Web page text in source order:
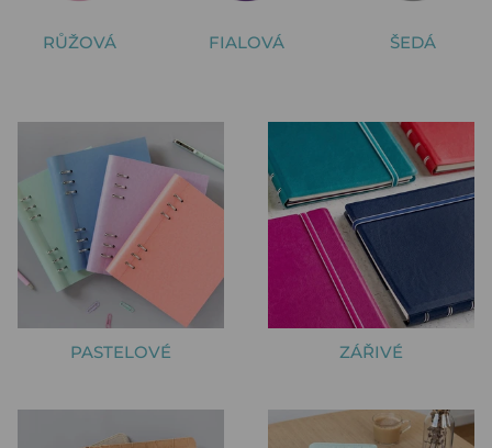
RŮŽOVÁ FIALOVÁ ŠEDÁ
PASTELOVÉ ZÁŘIVÉ